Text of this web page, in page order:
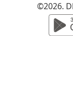
©2026.